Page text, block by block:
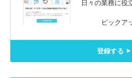
日々の業務に役
ピックア
登録する